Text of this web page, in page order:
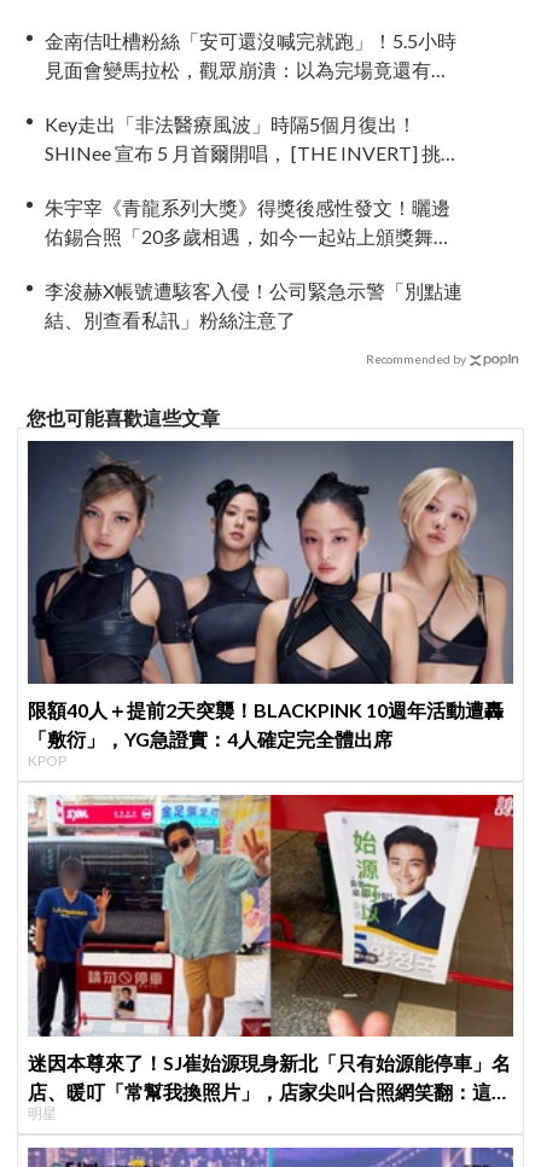
金南佶吐槽粉絲「安可還沒喊完就跑」！5.5小時
見面會變馬拉松，觀眾崩潰：以為完場竟還有
Key走出「非法醫療風波」時隔5個月復出！
SHINee 宣布 5 月首爾開唱， [THE INVERT] 挑戰
朱宇宰《青龍系列大獎》得獎後感性發文！曬邊
佑錫合照「20多歲相遇，如今一起站上頒獎舞
李浚赫X帳號遭駭客入侵！公司緊急示警「別點連
結、別查看私訊」粉絲注意了
Recommended by
您也可能喜歡這些文章
限額40人＋提前2天突襲！BLACKPINK 10週年活動遭轟
「敷衍」，YG急證實：4人確定完全體出席
KPOP
迷因本尊來了！SJ崔始源現身新北「只有始源能停車」名
店、暖叮「常幫我換照片」，店家尖叫合照網笑翻：這輩
子不能脫粉了
明星